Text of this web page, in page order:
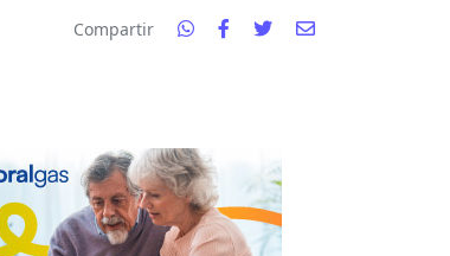
Compartir